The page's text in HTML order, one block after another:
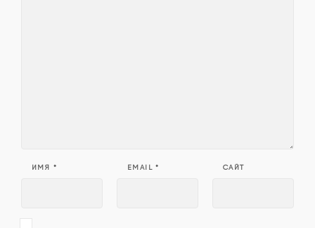
ИМЯ * EMAIL* САЙТ